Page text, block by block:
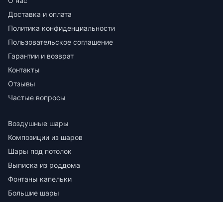
Доставка и оплата
Политика конфиденциальности
Пользовательское соглашение
Гарантии и возврат
Контакты
Отзывы
Частые вопросы
Воздушные шары
Композиции из шаров
Шары под потолок
Выписка из роддома
Фонтаны капельки
Большие шары